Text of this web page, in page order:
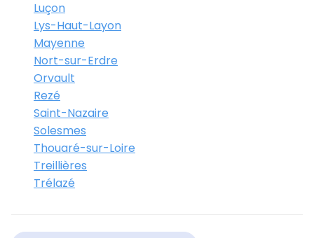
Luçon
Lys-Haut-Layon
Mayenne
Nort-sur-Erdre
Orvault
Rezé
Saint-Nazaire
Solesmes
Thouaré-sur-Loire
Treillières
Trélazé